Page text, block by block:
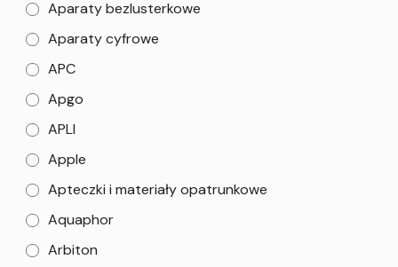
Aparaty bezlusterkowe
Aparaty cyfrowe
APC
Apgo
APLI
Apple
Apteczki i materiały opatrunkowe
Aquaphor
Arbiton